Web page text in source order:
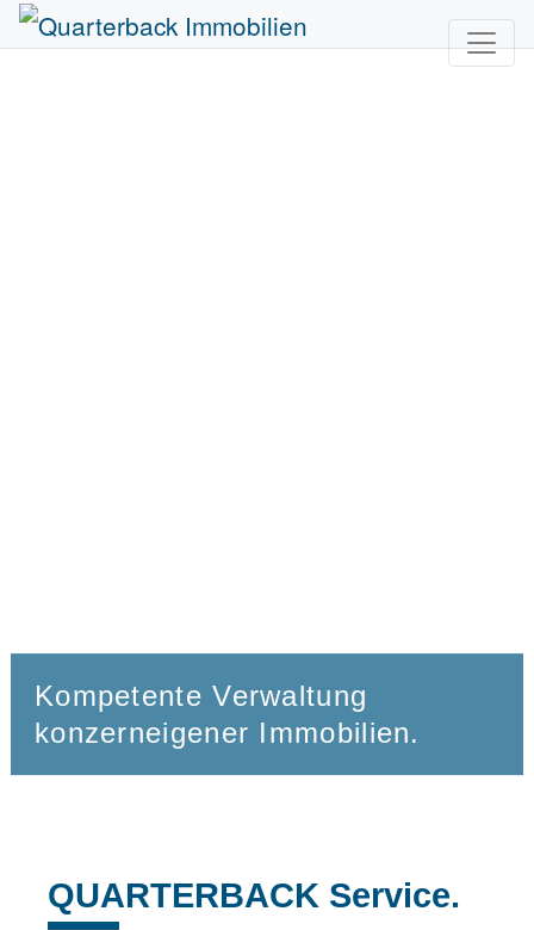
Kompetente Verwaltung
konzerneigener Immobilien.
QUARTERBACK Service.